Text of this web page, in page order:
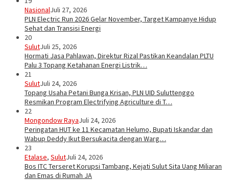
NasionalJuli 27, 2026
PLN Electric Run 2026 Gelar November, Target Kampanye Hidup
Sehat dan Transisi Energi
20
SulutJuli 25, 2026
Hormati Jasa Pahlawan, Direktur Rizal Pastikan Keandalan PLTU
Palu 3 Topang Ketahanan Energi Listrik…
21
SulutJuli 24, 2026
Topang Usaha Petani Bunga Krisan, PLN UID Suluttenggo
Resmikan Program Electrifying Agriculture di T…
22
Mongondow RayaJuli 24, 2026
Peringatan HUT ke 11 Kecamatan Helumo, Bupati Iskandar dan
Wabup Deddy Ikut Bersukacita dengan Warg…
23
Etalase, SulutJuli 24, 2026
Bos ITC Terseret Korupsi Tambang, Kejati Sulut Sita Uang Miliaran
dan Emas di Rumah JA